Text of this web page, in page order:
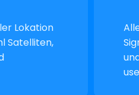
Lokation
Satelliten,